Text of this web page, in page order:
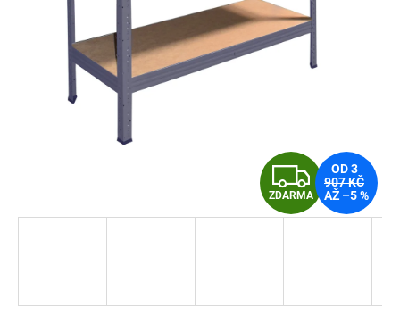
Z
D
ZDARMA
OD 3
907 KČ
AŽ –5 %
o